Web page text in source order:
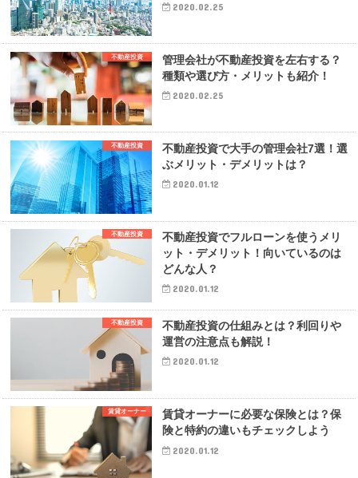
2020.02.25
不動産投資
管理会社が不動産投資を左右する？
種類や選び方・メリットも紹介！
2020.02.25
不動産投資
不動産投資で大手の管理会社7選！選
ぶメリット・デメリットは？
2020.01.12
不動産投資
不動産投資でフルローンを使うメリ
ット・デメリット！向いているのは
どんな人？
2020.01.12
不動産投資
不動産投資の仕組みとは？利回りや
運営の注意点も解説！
2020.01.12
賃貸オーナー
賃貸オーナーに必要な保険とは？保
険と特約の違いもチェックしよう
2020.01.12